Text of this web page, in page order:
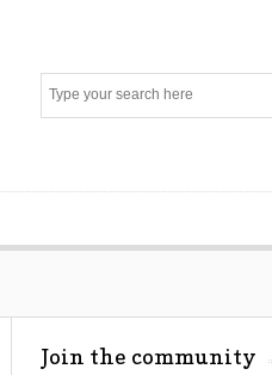
Join the community